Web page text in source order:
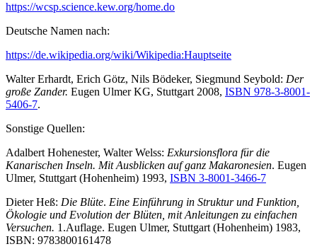
https://wcsp.science.kew.org/home.do
Deutsche Namen nach:
https://de.wikipedia.org/wiki/Wikipedia:Hauptseite
Walter Erhardt, Erich Götz, Nils Bödeker, Siegmund Seybold: Der
große Zander. Eugen Ulmer KG, Stuttgart 2008, ISBN 978-3-8001-
5406-7.
Sonstige Quellen:
Adalbert Hohenester, Walter Welss: Exkursionsflora für die
Kanarischen Inseln. Mit Ausblicken auf ganz Makaronesien. Eugen
Ulmer, Stuttgart (Hohenheim) 1993, ISBN 3-8001-3466-7
Dieter Heß: Die Blüte. Eine Einführung in Struktur und Funktion,
Ökologie und Evolution der Blüten, mit Anleitungen zu einfachen
Versuchen. 1.Auflage. Eugen Ulmer, Stuttgart (Hohenheim) 1983,
ISBN: 9783800161478